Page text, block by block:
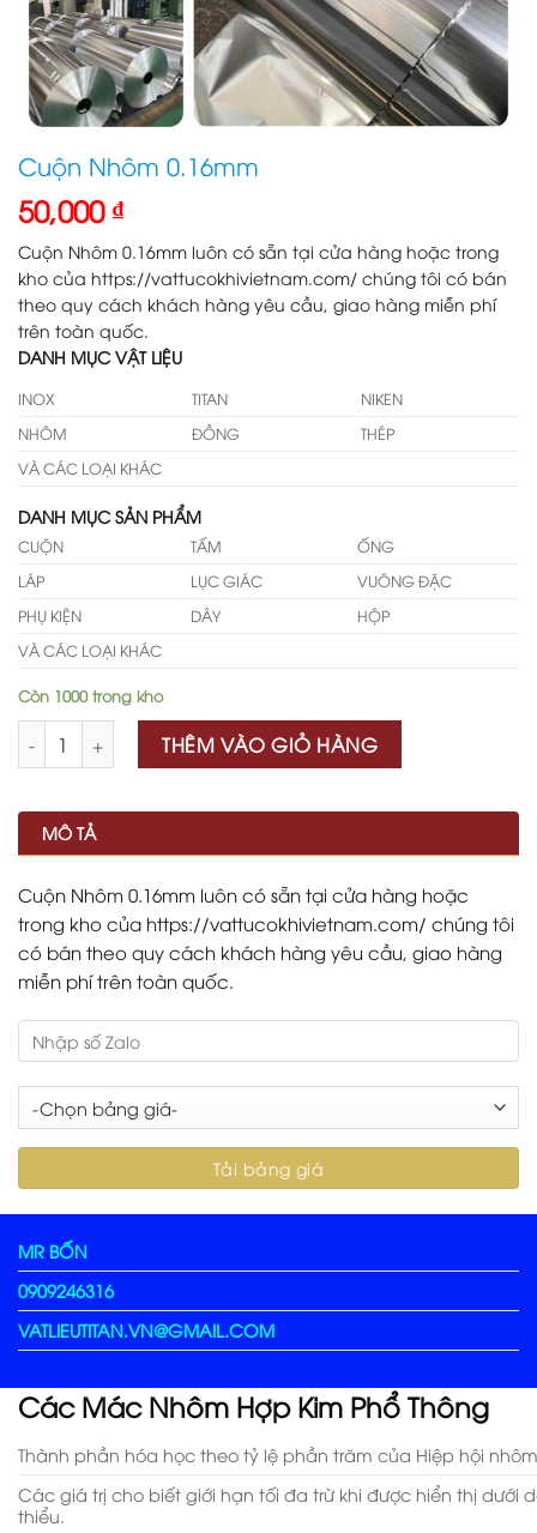
Cuộn Nhôm 0.16mm
50,000 ₫
Cuộn Nhôm 0.16mm luôn có sẵn tại cửa hàng hoặc trong
kho của https://vattucokhivietnam.com/ chúng tôi có bán
theo quy cách khách hàng yêu cầu, giao hàng miễn phí
trên toàn quốc.
DANH MỤC VẬT LIỆU
INOX TITAN
NIKEN
NHÔM
ĐỒNG
THÉP
VÀ CÁC LOẠI KHÁC
DANH MỤC SẢN PHẨM
CUỘN TẤM
ỐNG
LÁP
LỤC GIÁC
VUÔNG ĐẶC
PHỤ KIỆN
DÂY
HỘP
VÀ CÁC LOẠI KHÁC
Còn 1000 trong kho
THÊM VÀO GIỎ HÀNG
MÔ TẢ
Cuộn Nhôm 0.16mm luôn có sẵn tại cửa hàng hoặc
trong kho của https://vattucokhivietnam.com/ chúng tôi
có bán theo quy cách khách hàng yêu cầu, giao hàng
miễn phí trên toàn quốc.
MR BỐN
0909246316
VATLIEUTITAN.VN@GMAIL.COM
Các Mác Nhôm Hợp Kim Phổ Thông
Thành phần hóa học theo tỷ lệ phần trăm của Hiệp hội
Các giá trị cho biết giới hạn tối đa trừ khi được hiển thị dưới
thiểu.